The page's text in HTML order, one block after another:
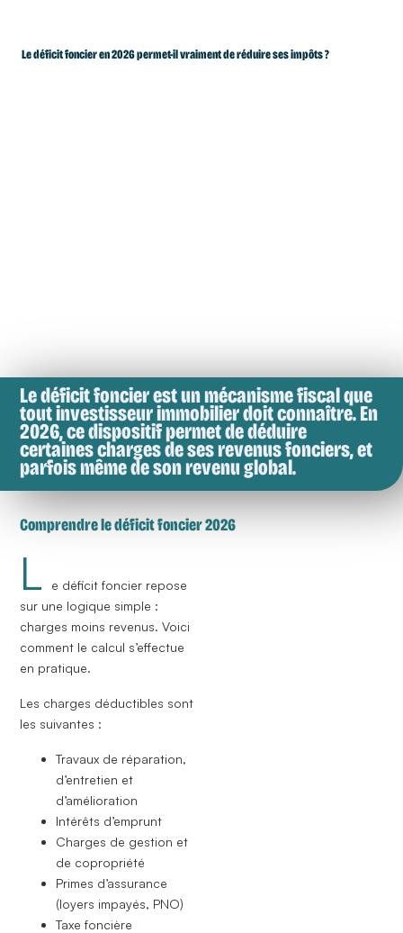
Le déficit foncier en 2026 permet-il vraiment de réduire ses impôts ?
Le déficit foncier est un mécanisme fiscal que
tout investisseur immobilier doit connaître. En
2026, ce dispositif permet de déduire
certaines charges de ses revenus fonciers, et
parfois même de son revenu global.
Comprendre le déficit foncier 2026
L
e déficit foncier repose
sur une logique simple :
charges moins revenus. Voici
comment le calcul s’effectue
en pratique.
Les charges déductibles sont
les suivantes :
Travaux de réparation,
d’entretien et
d’amélioration
Intérêts d’emprunt
Charges de gestion et
de copropriété
Primes d’assurance
(loyers impayés, PNO)
Taxe foncière